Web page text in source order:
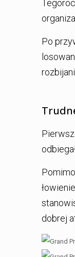
Po
dobrej